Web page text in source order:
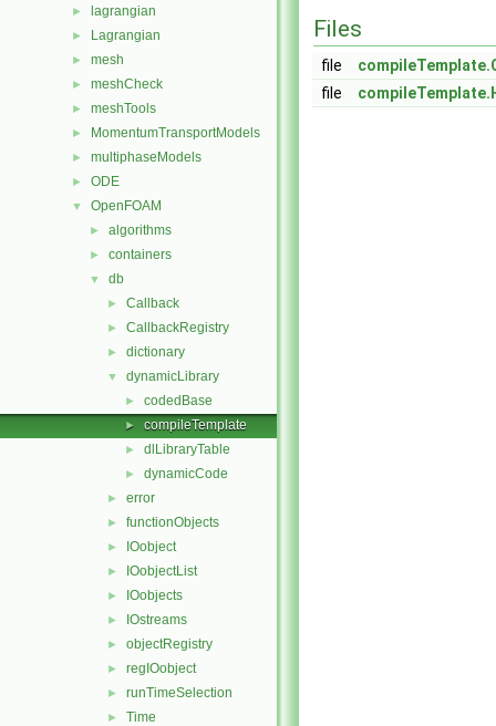
► lagrangian
► Lagrangian
► mesh
► meshCheck
► meshTools
► MomentumTransportModels
► multiphaseModels
► ODE
▼ OpenFOAM
► algorithms
► containers
▼ db
► Callback
► CallbackRegistry
► dictionary
▼ dynamicLibrary
► codedBase
► compileTemplate
► dlLibraryTable
► dynamicCode
► error
► functionObjects
► IOobject
► IOobjectList
► IOobjects
► IOstreams
► objectRegistry
► regIOobject
► runTimeSelection
► Time
Files
file
file